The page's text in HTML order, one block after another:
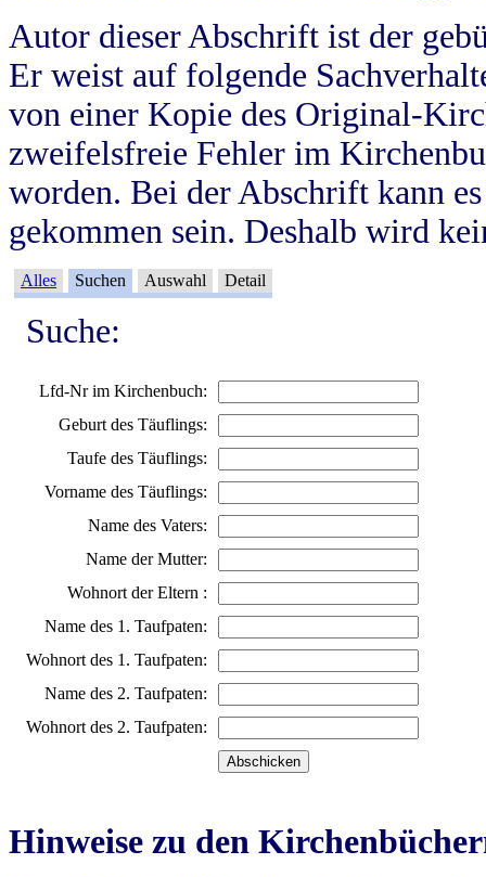
Autor dieser Abschrift ist der
Er weist auf folgende
von einer Kopie des Original-
zweifelsfreie Fehler im
worden. Bei der Abschrift kann
gekommen sein. Deshalb wird
Alles Suchen Auswahl Detail
Suche:
Lfd-Nr im Kirchenbuch:
Geburt des Täuflings:
Taufe des Täuflings:
Vorname des Täuflings:
Name des Vaters:
Name der Mutter:
Wohnort der Eltern :
Name des 1. Taufpaten:
Wohnort des 1. Taufpaten:
Name des 2. Taufpaten:
Wohnort des 2. Taufpaten:
Hinweise zu den